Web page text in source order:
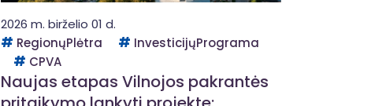
2026 m. birželio 01 d.
RegionųPlėtra
InvesticijųPrograma
CPVA
Naujas etapas Vilnojos pakrantės